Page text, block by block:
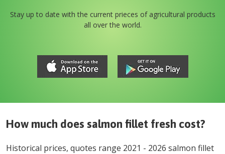
Stay up to date with the current prieces of agricultural products
all over the world.
How much does salmon fillet fresh cost?
Historical prices, quotes range 2021 - 2026 salmon fillet